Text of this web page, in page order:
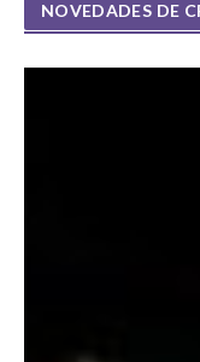
NOVEDADES DE